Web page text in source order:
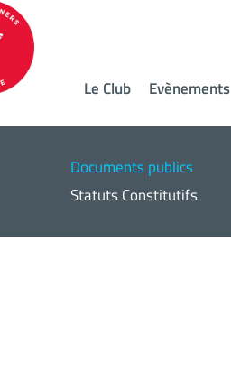
Le Club Evènements
Documents publics
Statuts Constitutifs